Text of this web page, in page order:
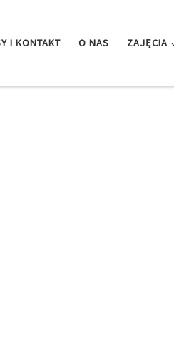
I KONTAKT O NAS ZAJĘCIA